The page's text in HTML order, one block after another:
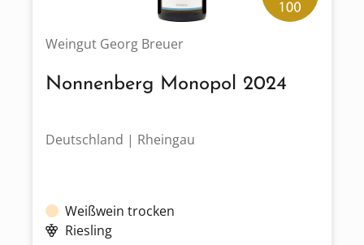
Weingut Georg Breuer
Nonnenberg Monopol 2024
Deutschland | Rheingau
Weißwein trocken
Riesling